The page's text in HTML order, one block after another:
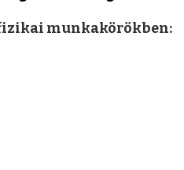
munkakörökben: